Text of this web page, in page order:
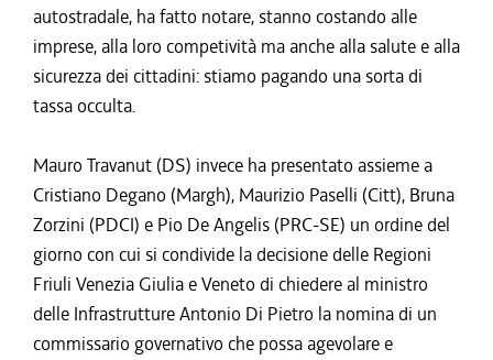
autostradale, ha fatto notare, stanno costando alle
imprese, alla loro competività ma anche alla salute e alla
sicurezza dei cittadini: stiamo pagando una sorta di
tassa occulta.
Mauro Travanut (DS) invece ha presentato assieme a
Cristiano Degano (Margh), Maurizio Paselli (Citt), Bruna
Zorzini (PDCI) e Pio De Angelis (PRC-SE) un ordine del
giorno con cui si condivide la decisione delle Regioni
Friuli Venezia Giulia e Veneto di chiedere al ministro
delle Infrastrutture Antonio Di Pietro la nomina di un
commissario governativo che possa agevolare e